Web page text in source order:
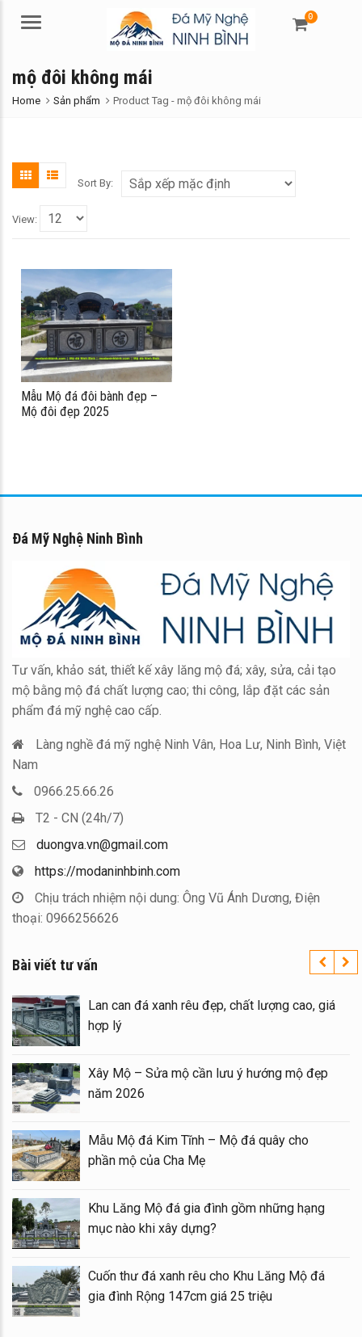
Menu
0
mộ đôi không mái
Home Sản phẩm Product Tag - mộ đôi không mái
Sort By:
View:
Mẫu Mộ đá đôi bành đẹp –
Mộ đôi đẹp 2025
Đá Mỹ Nghệ Ninh Bình
Tư vấn, khảo sát, thiết kế xây lăng mộ đá; xây, sửa, cải tạo
mộ bằng mộ đá chất lượng cao; thi công, lắp đặt các sản
phẩm đá mỹ nghệ cao cấp.
Làng nghề đá mỹ nghệ Ninh Vân, Hoa Lư, Ninh Bình, Việt
Nam
0966.25.66.26
T2 - CN (24h/7)
duongva.vn@gmail.com
https://modaninhbinh.com
Chịu trách nhiệm nội dung: Ông Vũ Ánh Dương, Điện
thoại: 0966256626
Bài viết tư vấn
đẹp tại Ninh
bằng Mẫu
– Long đình đá
tại khu Lăng
Ninh Bình
Lan can đá xanh rêu đẹp, chất
Xây Mộ – Sửa mộ cần lưu ý
Mẫu Mộ đá Kim Tĩnh – Mộ đá
phần mộ của Cha Mẹ
Khu Lăng Mộ đá gia đình gồm
mục nào khi xây dựng?
Cuốn thư đá xanh rêu cho Khu
gia đình Rộng 147cm giá 25